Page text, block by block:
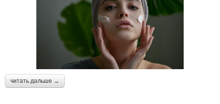
читать дальше →